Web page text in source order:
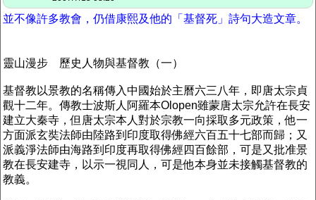
並不像許多教會，仍借康熙及他的「基督死」詩句大造文章。
靈山漫步 歷史人物與基督教（一）
基督教以景教的名稱傳入中國始於主曆六三八年，即唐太宗貞
觀十二年。傳教士波斯人阿羅本Olopen雖蒙唐太宗允許在長安
建立大秦寺，但唐太宗本人對於宗教一向採取多元政策，他一
方面派玄奘法師由陸路到印度取得佛經六百五十七部而歸；又
派義淨法師由海路到印度再取得佛經四百餘部，可是又批准景
教在長安建寺，以示一視同人，可是他本身並未接觸基督教的
教義。